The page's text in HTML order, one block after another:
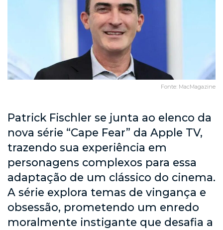
Fonte: MacMagazine
Patrick Fischler se junta ao elenco da
nova série “Cape Fear” da Apple TV,
trazendo sua experiência em
personagens complexos para essa
adaptação de um clássico do cinema.
A série explora temas de vingança e
obsessão, prometendo um enredo
moralmente instigante que desafia a